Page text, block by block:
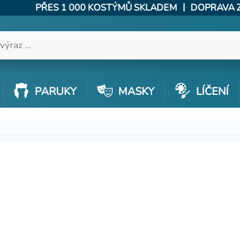
PŘES 1 000 KOSTÝMŮ SKLADEM | DOPRAVA
PARUKY MASKY LÍČENÍ